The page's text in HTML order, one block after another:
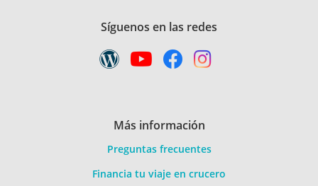
Síguenos en las redes
Más información
Preguntas frecuentes
Financia tu viaje en crucero